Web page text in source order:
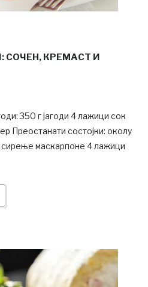
СОЧЕН, КРЕМАСТ И
350 г јагоди 4 лажици сок
Преостанати состојки: околу
маскарпоне 4 лажици